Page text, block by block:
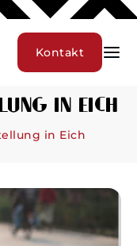
Kontakt
in Eich
in Eich